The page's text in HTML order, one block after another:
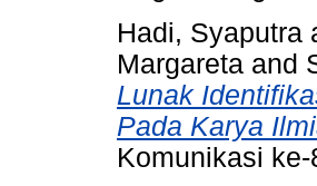
Hadi, Syaputra
Margareta and
Lunak
Pada Karya
Komunikasi